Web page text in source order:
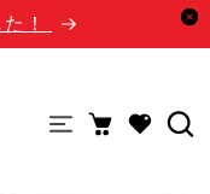
！